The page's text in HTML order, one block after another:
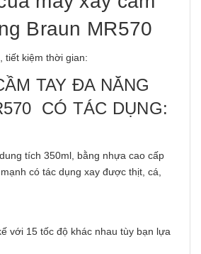
Braun MR570
tiết kiệm thời gian:
TAY ĐA NĂNG
CÓ TÁC DỤNG:
tích 350ml, bằng nhựa cao cấp
có tác dụng xay được thịt, cá,
15 tốc độ khác nhau tùy bạn lựa